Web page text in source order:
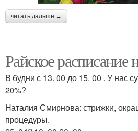
читать дальше →
Райское расписание
В будни с 13. 00 до 15. 00 . У нас
20%?
Наталия Смирнова: стрижки,
процедуры.